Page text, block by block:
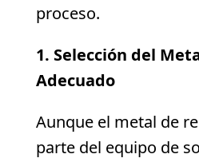
proceso.
1. Selección del
Adecuado
Aunque el metal de
parte del equipo de